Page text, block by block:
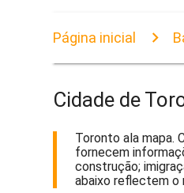
Página inicial
Cidade de
Toronto ala mapa.
fornecem
construção;
abaixo reflectem o